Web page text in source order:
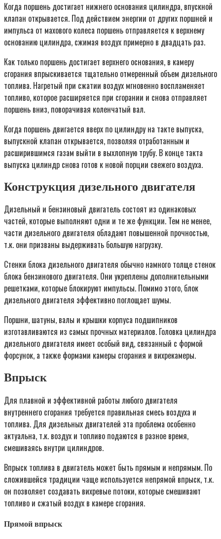
Когда поршень достигает нижнего основания цилиндра, впускной
клапан открывается. Под действием энергии от других поршней и
импульса от махового колеса поршень отправляется к верхнему
основанию цилиндра, сжимая воздух примерно в двадцать раз.
Как только поршень достигает верхнего основания, в камеру
сгорания впрыскивается тщательно отмеренный объем дизельного
топлива. Нагретый при сжатии воздух мгновенно воспламеняет
топливо, которое расширяется при сгорании и снова отправляет
поршень вниз, поворачивая коленчатый вал.
Когда поршень двигается вверх по цилиндру на такте выпуска,
выпускной клапан открывается, позволяя отработанным и
расширившимся газам выйти в выхлопную трубу. В конце такта
выпуска цилиндр снова готов к новой порции свежего воздуха.
Конструкция дизельного двигателя
Дизельный и бензиновый двигатель состоят из одинаковых
частей, которые выполняют одни и те же функции. Тем не менее,
части дизельного двигателя обладают повышенной прочностью,
т.к. они призваны выдерживать большую нагрузку.
Стенки блока дизельного двигателя обычно намного толще стенок
блока бензинового двигателя. Они укреплены дополнительными
решетками, которые блокируют импульсы. Помимо этого, блок
дизельного двигателя эффективно поглощает шумы.
Поршни, шатуны, валы и крышки корпуса подшипников
изготавливаются из самых прочных материалов. Головка цилиндра
дизельного двигателя имеет особый вид, связанный с формой
форсунок, а также формами камеры сгорания и вихрекамеры.
Впрыск
Для плавной и эффективной работы любого двигателя
внутреннего сгорания требуется правильная смесь воздуха и
топлива. Для дизельных двигателей эта проблема особенно
актуальна, т.к. воздух и топливо подаются в разное время,
смешиваясь внутри цилиндров.
Впрыск топлива в двигатель может быть прямым и непрямым. По
сложившейся традиции чаще используется непрямой впрыск, т.к.
он позволяет создавать вихревые потоки, которые смешивают
топливо и сжатый воздух в камере сгорания.
Прямой впрыск